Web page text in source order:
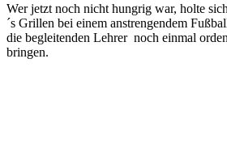
Wer jetzt noch nicht hungrig war, holte
´s Grillen bei einem anstrengendem
die begleitenden Lehrer noch einmal
bringen.